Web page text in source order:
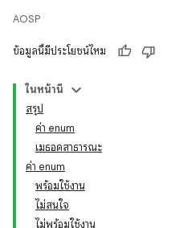
AOSP
ข้อมูลนี้มีประโยชน์ไหม
ในหน้านี้
สรุป
ค่า enum
เมธอดสาธารณะ
ค่า enum
พร้อมใช้งาน
ไม่สนใจ
ไม่พร้อมใช้งาน